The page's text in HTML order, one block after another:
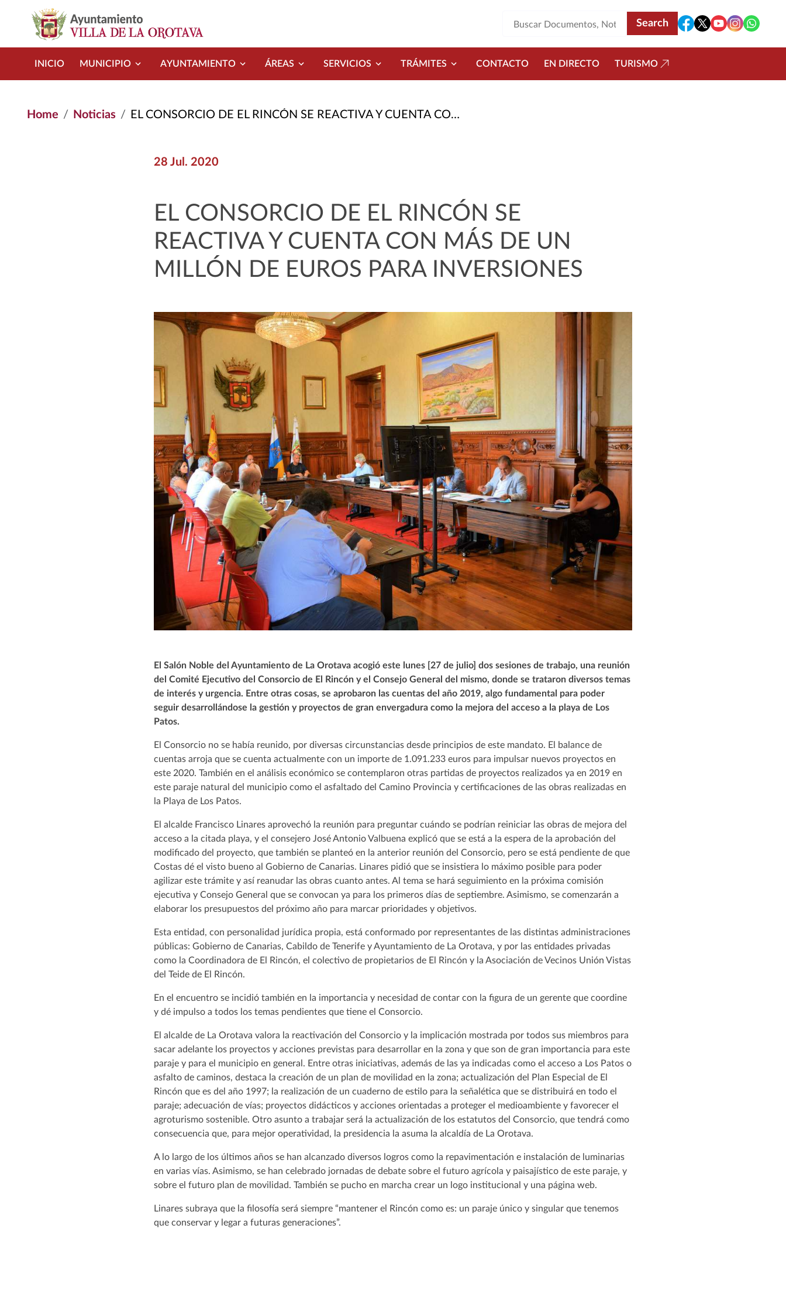
INICIO MUNICIPIO AYUNTAMIENTO ÁREAS SERVICIOS TRÁMITES CONTACTO EN DIRECTO TURISMO
Home Noticias EL CONSORCIO DE EL RINCÓN SE REACTIVA Y CUENTA CON MÁS DE UN MILLÓN DE EUROS PARA INVERSIONES
28 Jul. 2020
EL CONSORCIO DE EL RINCÓN SE
REACTIVA Y CUENTA CON MÁS DE UN
MILLÓN DE EUROS PARA INVERSIONES
El Salón Noble del Ayuntamiento de La Orotava acogió este lunes [27 de julio] dos sesiones de trabajo, una reunión
del Comité Ejecutivo del Consorcio de El Rincón y el Consejo General del mismo, donde se trataron diversos temas
de interés y urgencia. Entre otras cosas, se aprobaron las cuentas del año 2019, algo fundamental para poder
seguir desarrollándose la gestión y proyectos de gran envergadura como la mejora del acceso a la playa de Los
Patos.
El Consorcio no se había reunido, por diversas circunstancias desde principios de este mandato. El balance de
cuentas arroja que se cuenta actualmente con un importe de 1.091.233 euros para impulsar nuevos proyectos en
este 2020. También en el análisis económico se contemplaron otras partidas de proyectos realizados ya en 2019 en
este paraje natural del municipio como el asfaltado del Camino Provincia y certificaciones de las obras realizadas en
la Playa de Los Patos.
El alcalde Francisco Linares aprovechó la reunión para preguntar cuándo se podrían reiniciar las obras de mejora del
acceso a la citada playa, y el consejero José Antonio Valbuena explicó que se está a la espera de la aprobación del
modificado del proyecto, que también se planteó en la anterior reunión del Consorcio, pero se está pendiente de que
Costas dé el visto bueno al Gobierno de Canarias. Linares pidió que se insistiera lo máximo posible para poder
agilizar este trámite y así reanudar las obras cuanto antes. Al tema se hará seguimiento en la próxima comisión
ejecutiva y Consejo General que se convocan ya para los primeros días de septiembre. Asimismo, se comenzarán a
elaborar los presupuestos del próximo año para marcar prioridades y objetivos.
Esta entidad, con personalidad jurídica propia, está conformado por representantes de las distintas administraciones
públicas: Gobierno de Canarias, Cabildo de Tenerife y Ayuntamiento de La Orotava, y por las entidades privadas
como la Coordinadora de El Rincón, el colectivo de propietarios de El Rincón y la Asociación de Vecinos Unión Vistas
del Teide de El Rincón.
En el encuentro se incidió también en la importancia y necesidad de contar con la figura de un gerente que coordine
y dé impulso a todos los temas pendientes que tiene el Consorcio.
El alcalde de La Orotava valora la reactivación del Consorcio y la implicación mostrada por todos sus miembros para
sacar adelante los proyectos y acciones previstas para desarrollar en la zona y que son de gran importancia para este
paraje y para el municipio en general. Entre otras iniciativas, además de las ya indicadas como el acceso a Los Patos o
asfalto de caminos, destaca la creación de un plan de movilidad en la zona; actualización del Plan Especial de El
Rincón que es del año 1997; la realización de un cuaderno de estilo para la señalética que se distribuirá en todo el
paraje; adecuación de vías; proyectos didácticos y acciones orientadas a proteger el medioambiente y favorecer el
agroturismo sostenible. Otro asunto a trabajar será la actualización de los estatutos del Consorcio, que tendrá como
consecuencia que, para mejor operatividad, la presidencia la asuma la alcaldía de La Orotava.
A lo largo de los últimos años se han alcanzado diversos logros como la repavimentación e instalación de luminarias
en varias vías. Asimismo, se han celebrado jornadas de debate sobre el futuro agrícola y paisajístico de este paraje, y
sobre el futuro plan de movilidad. También se pucho en marcha crear un logo institucional y una página web.
Linares subraya que la filosofía será siempre “mantener el Rincón como es: un paraje único y singular que tenemos
que conservar y legar a futuras generaciones”.